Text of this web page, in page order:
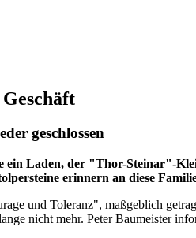
geschlossen
ein Laden, der "Thor-Steinar"-
erinnern an diese
und Toleranz", maßgeblich
nicht mehr. Peter Baumeister